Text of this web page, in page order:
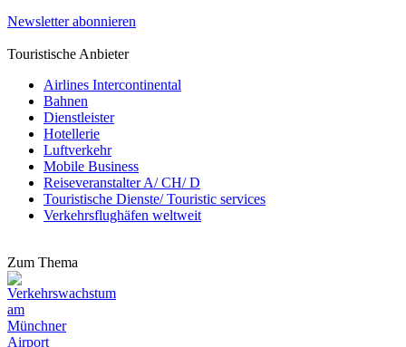
Newsletter abonnieren
Touristische Anbieter
Airlines Intercontinental
Bahnen
Dienstleister
Hotellerie
Luftverkehr
Mobile Business
Reiseveranstalter A/ CH/ D
Touristische Dienste/ Touristic services
Verkehrsflughäfen weltweit
Zum Thema